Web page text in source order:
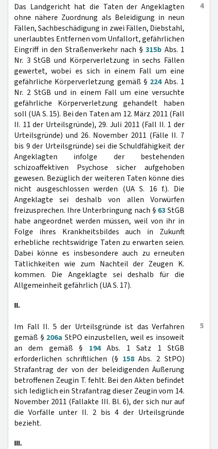
4
Das Landgericht hat die Taten der Angeklagten
ohne nähere Zuordnung als Beleidigung in neun
Fällen, Sachbeschädigung in zwei Fällen, Diebstahl,
unerlaubtes Entfernen vom Unfallort, gefährlichen
Eingriff in den Straßenverkehr nach § 315b Abs. 1
Nr. 3 StGB und Körperverletzung in sechs Fällen
gewertet, wobei es sich in einem Fall um eine
gefährliche Körperverletzung gemäß § 224Abs. 1
Nr. 2 StGB und in einem Fall um eine versuchte
gefährliche Körperverletzung gehandelt haben
soll (UA S. 15). Bei den Taten am 12. März 2011 (Fall
II. 11 der Urteilsgründe), 29. Juli 2011 (Fall II. 1 der
Urteilsgründe) und 26. November 2011 (Fälle II. 7
bis 9 der Urteilsgründe) sei die Schuldfähigkeit der
Angeklagten infolge der bestehenden
schizoaffektiven Psychose sicher aufgehoben
gewesen. Bezüglich der weiteren Taten könne dies
nicht ausgeschlossen werden (UA S. 16 f.). Die
Angeklagte sei deshalb von allen Vorwürfen
freizusprechen. Ihre Unterbringung nach § 63StGB
habe angeordnet werden müssen, weil von ihr in
Folge ihres Krankheitsbildes auch in Zukunft
erhebliche rechtswidrige Taten zu erwarten seien.
Dabei könne es insbesondere auch zu erneuten
Tätlichkeiten wie zum Nachteil der Zeugen K.
kommen. Die Angeklagte sei deshalb für die
Allgemeinheit gefährlich (UA S. 17).
II.
5
Im Fall II. 5 der Urteilsgründe ist das Verfahren
gemäß § 206a StPO einzustellen, weil es insoweit
an dem gemäß § 194Abs. 1 Satz 1 StGB
erforderlichen schriftlichen (§ 158Abs. 2 StPO)
Strafantrag der von der beleidigenden Äußerung
betroffenen Zeugin T. fehlt. Bei den Akten befindet
sich lediglich ein Strafantrag dieser Zeugin vom 14.
November 2011 (Fallakte III. Bl. 6), der sich nur auf
die Vorfälle unter II. 2 bis 4 der Urteilsgründe
bezieht.
III.